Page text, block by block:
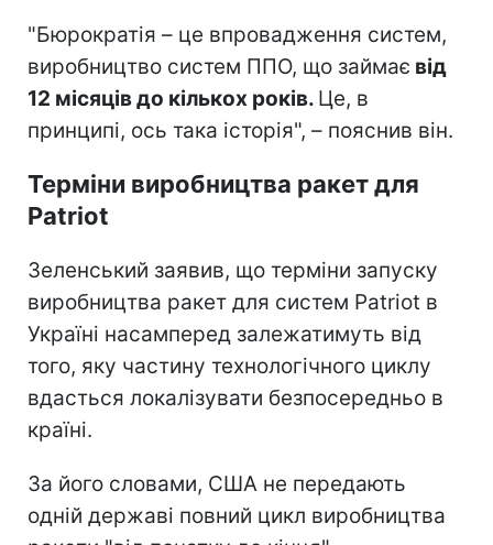
"Бюрократія – це впровадження систем,
виробництво систем ППО, що займає від
12 місяців до кількох років. Це, в
принципі, ось така історія", – пояснив він.
Терміни виробництва ракет для
Patriot
Зеленський заявив, що терміни запуску
виробництва ракет для систем Patriot в
Україні насамперед залежатимуть від
того, яку частину технологічного циклу
вдасться локалізувати безпосередньо в
країні.
За його словами, США не передають
одній державі повний цикл виробництва